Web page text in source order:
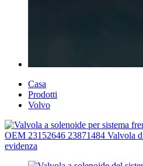
Casa
Prodotti
Volvo